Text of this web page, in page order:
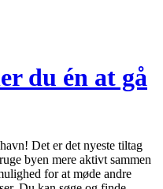
du én at gå
Det er det nyeste tiltag
byen mere aktivt sammen
for at møde andre